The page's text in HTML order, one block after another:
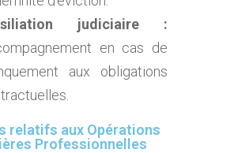
judiciaire :
en cas de
aux obligations
relatifs aux Opérations
Professionnelles